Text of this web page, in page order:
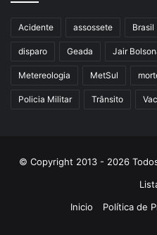
Acidente assossete Brasil
disparo Geada Jair
Metereologia MetSul
Policia Militar Trânsito
© Copyright 2013 - 2026
Inicio
Política de